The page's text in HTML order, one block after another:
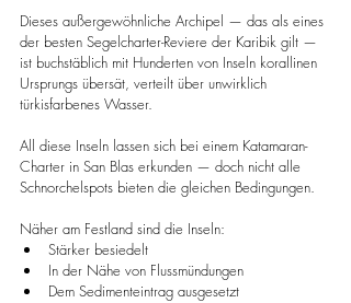
Dieses außergewöhnliche Archipel — das als eines
der besten Segelcharter-Reviere der Karibik gilt —
ist buchstäblich mit Hunderten von Inseln korallinen
Ursprungs übersät, verteilt über unwirklich
türkisfarbenes Wasser.
All diese Inseln lassen sich bei einem Katamaran-
Charter in San Blas erkunden — doch nicht alle
Schnorchelspots bieten die gleichen Bedingungen.
Näher am Festland sind die Inseln:
Stärker besiedelt
In der Nähe von Flussmündungen
Dem Sedimenteintrag ausgesetzt